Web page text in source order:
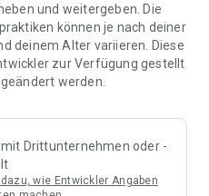
inklusive
FUNKTIONEN
Wandkalender bekannte
dieser klaren und
Ansicht, in der alle Termine
Dafür einfach nur den
und weitergeben. Die
können je nach deiner
deinem Alter variieren. Diese
zur Verfügung gestellt
werden.
Drittunternehmen oder -
wie Entwickler Angaben